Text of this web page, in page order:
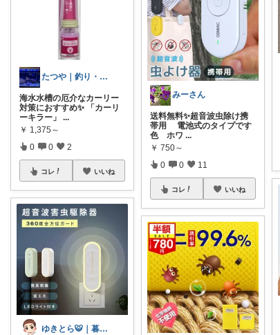
たつや｜釣り・海水水槽・ダイエット中
海水水槽の厄介なカーリー
対策におすすめ✨ 「カーリ
ーキラー」
...
￥ 1,375～
0 0 2
コレ いいね
ゆきとら🐯｜暮らしをラクにしたいパパ
みーさん
送料無料✨️超音波虫除け携
帯用 電池式のタイプです
色 ホワ ...
￥ 750～
0 0 11
コレ いいね